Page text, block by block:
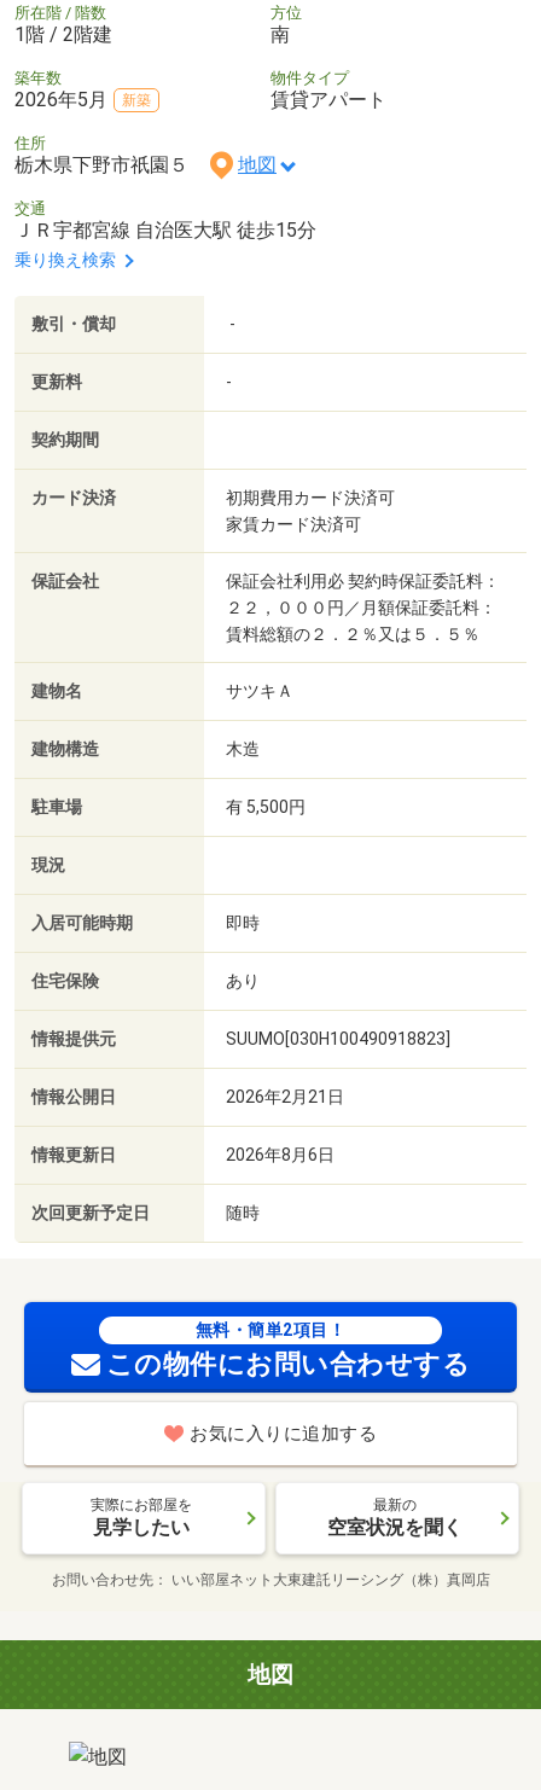
所在階 / 階数
1階 / 2階建
方位
南
築年数
2026年5月 新築
物件タイプ
賃貸アパート
住所
栃木県下野市祇園５ 地図
交通
ＪＲ宇都宮線 自治医大駅 徒歩15分
乗り換え検索
敷引・償却 -
更新料 -
契約期間
カード決済
初期費用カード決済可
家賃カード決済可
保証会社
保証会社利用必 契約時保証委託料：
２２，０００円／月額保証委託料：
賃料総額の２．２％又は５．５％
建物名 サツキＡ
建物構造 木造
駐車場 有 5,500円
現況
入居可能時期 即時
住宅保険 あり
情報提供元 SUUMO[030H100490918823]
情報公開日 2026年2月21日
情報更新日 2026年8月6日
次回更新予定日 随時
無料・簡単2項目！
この物件にお問い合わせする
お気に入りに追加する
実際にお部屋を
見学したい
最新の
空室状況を聞く
お問い合わせ先 いい部屋ネット大東建託リーシング（株）真岡店
地図